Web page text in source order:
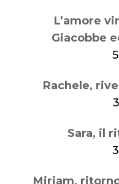
L’amore
Giacobbe
Rachele,
Sara, il
Miriam, ritorno